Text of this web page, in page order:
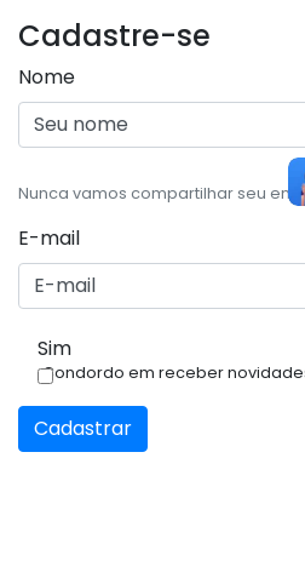
Cadastre-se
Nome
Nunca vamos compartilhar seu
E-mail
Sim
Condordo em receber
Cadastrar